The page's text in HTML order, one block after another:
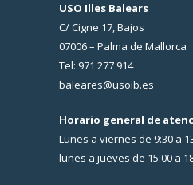
USO Illes Balears
C/ Cigne 17, Bajos
07006 – Palma de Mallorca
Tel: 971 277 914
baleares@usoib.es
Horario general de
Lunes a viernes de 9:30 a
lunes a jueves de 15:00 a